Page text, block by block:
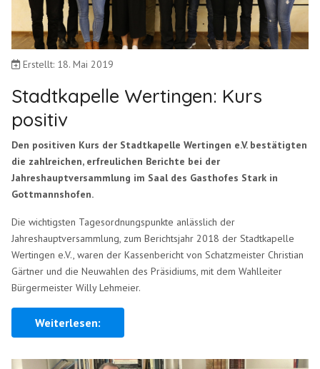
Erstellt: 18. Mai 2019
Stadtkapelle Wertingen: Kurs
positiv
Den positiven Kurs der Stadtkapelle Wertingen e.V. bestätigten
die zahlreichen, erfreulichen Berichte bei der
Jahreshauptversammlung im Saal des Gasthofes Stark in
Gottmannshofen.
Die wichtigsten Tagesordnungspunkte anlässlich der
Jahreshauptversammlung, zum Berichtsjahr 2018 der Stadtkapelle
Wertingen e.V., waren der Kassenbericht von Schatzmeister Christian
Gärtner und die Neuwahlen des Präsidiums, mit dem Wahlleiter
Bürgermeister Willy Lehmeier.
Weiterlesen: